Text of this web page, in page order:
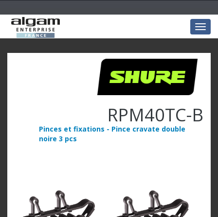
RPM40TC-B
Pinces et fixations - Pince cravate double
noire 3 pcs